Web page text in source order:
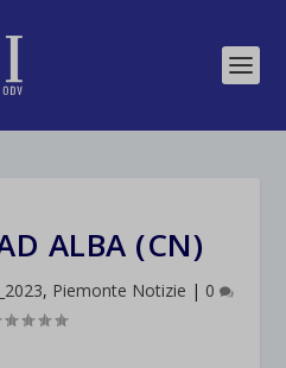
ALBA (CN)
, Piemonte Notizie | 0